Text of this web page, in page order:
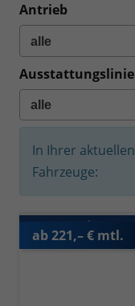
Antrieb
Ausstattungslinie
In Ihrer
Fahrzeuge:
ab 221,– € mtl.